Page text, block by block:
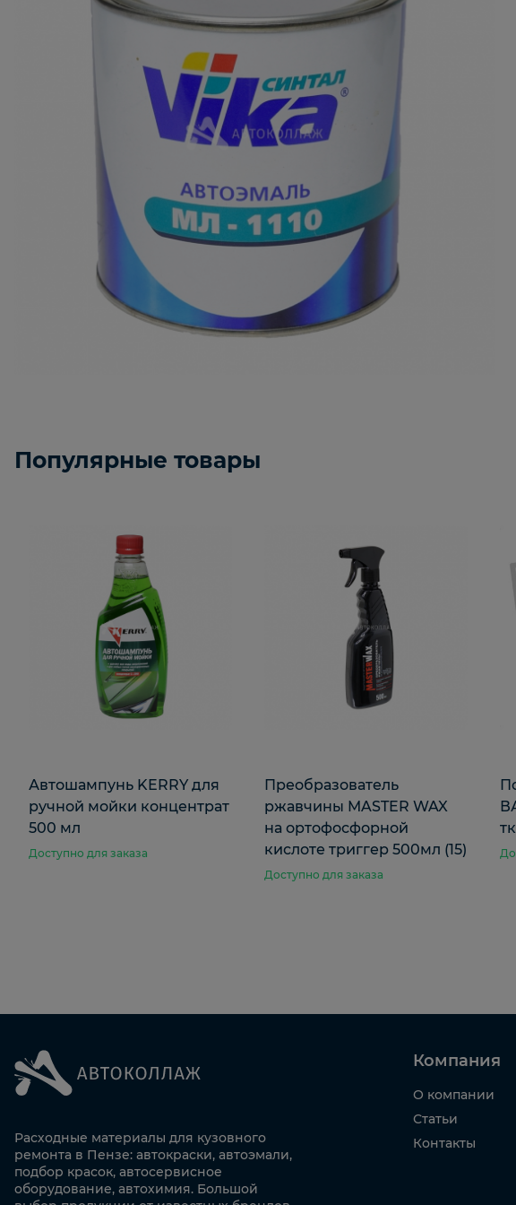
Популярные товары
Автошампунь KERRY для
ручной мойки концентрат
500 мл
Доступно для заказа
Преобразователь
ржавчины MASTER WAX
на ортофосфорной
кислоте триггер 500мл (15)
Доступно для заказа
Расходные материалы для кузовного
ремонта в Пензе: автокраски, автоэмали,
подбор красок, автосервисное
оборудование, автохимия. Большой
Компания
О компании
Статьи
Контакты